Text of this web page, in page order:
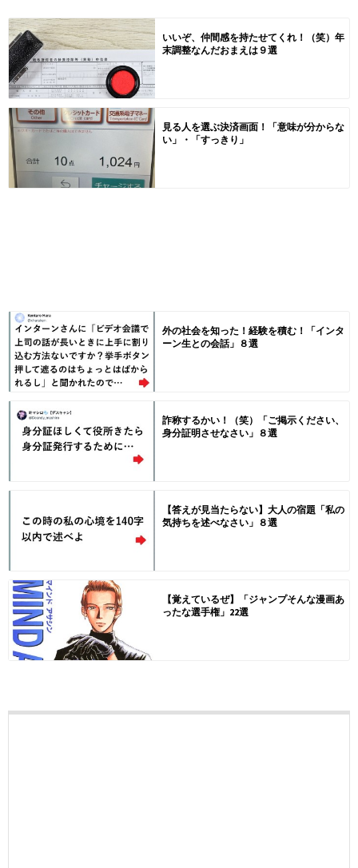
いいぞ、仲間感を持たせてくれ！（笑）年
末調整なんだおまえは９選
見る人を選ぶ決済画面！「意味が分からな
い」・「すっきり」
外の社会を知った！経験を積む！「インタ
ーン生との会話」８選
詐称するかい！（笑）「ご掲示ください、
身分証明させなさい」８選
【答えが見当たらない】大人の宿題「私の
気持ちを述べなさい」８選
【覚えているぜ】「ジャンプそんな漫画あ
ったな選手権」22選